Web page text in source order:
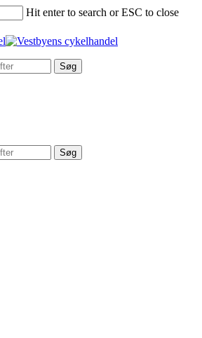
Hit enter to search or ESC to close
Søg
Søg